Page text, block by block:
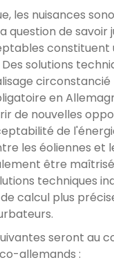
les nuisances
question de savoir
constituent
solutions
circonstancié
en
de nouvelles
de
les éoliennes et
être
techniques
calcul plus
seront au
allemands :